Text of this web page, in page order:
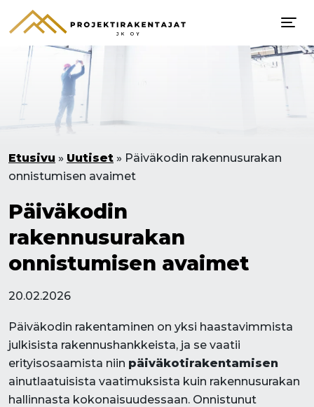
Etusivu » Uutiset » Päiväkodin rakennusurakan
onnistumisen avaimet
Päiväkodin
rakennusurakan
onnistumisen avaimet
20.02.2026
Päiväkodin rakentaminen on yksi haastavimmista
julkisista rakennushankkeista, ja se vaatii
erityisosaamista niin päiväkotirakentamisen
ainutlaatuisista vaatimuksista kuin rakennusurakan
hallinnasta kokonaisuudessaan. Onnistunut